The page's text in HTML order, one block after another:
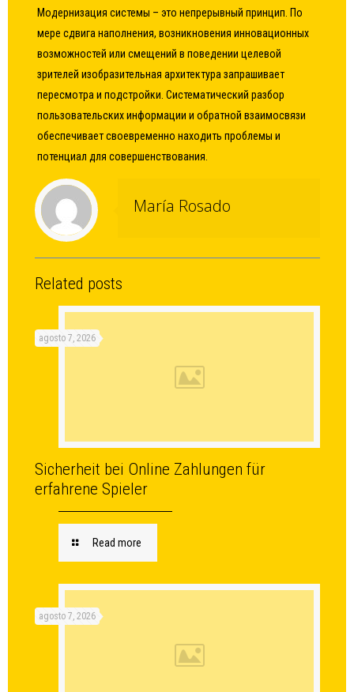
Модернизация системы – это непрерывный принцип. По
мере сдвига наполнения, возникновения инновационных
возможностей или смещений в поведении целевой
зрителей изобразительная архитектура запрашивает
пересмотра и подстройки. Систематический разбор
пользовательских информации и обратной взаимосвязи
обеспечивает своевременно находить проблемы и
потенциал для совершенствования.
María Rosado
Related posts
agosto 7, 2026
Sicherheit bei Online Zahlungen für
erfahrene Spieler
Read more
agosto 7, 2026